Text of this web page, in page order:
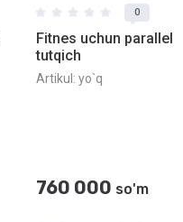
0
Fitnes uchun parallel
tutqich
Artikul: yo`q
760 000 so'm